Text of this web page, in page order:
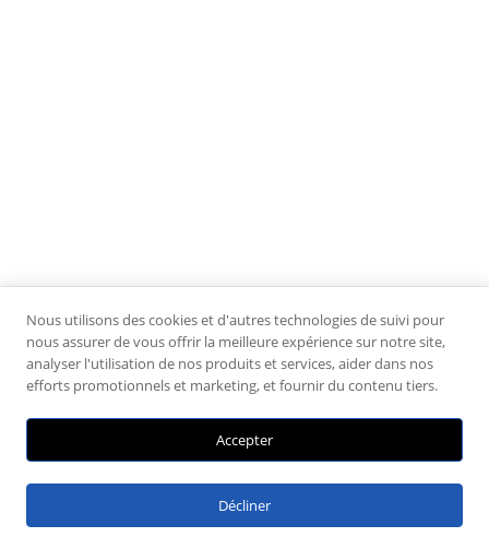
Nous utilisons des cookies et d'autres technologies de suivi pour
nous assurer de vous offrir la meilleure expérience sur notre site,
analyser l'utilisation de nos produits et services, aider dans nos
efforts promotionnels et marketing, et fournir du contenu tiers.
Accepter
Décliner